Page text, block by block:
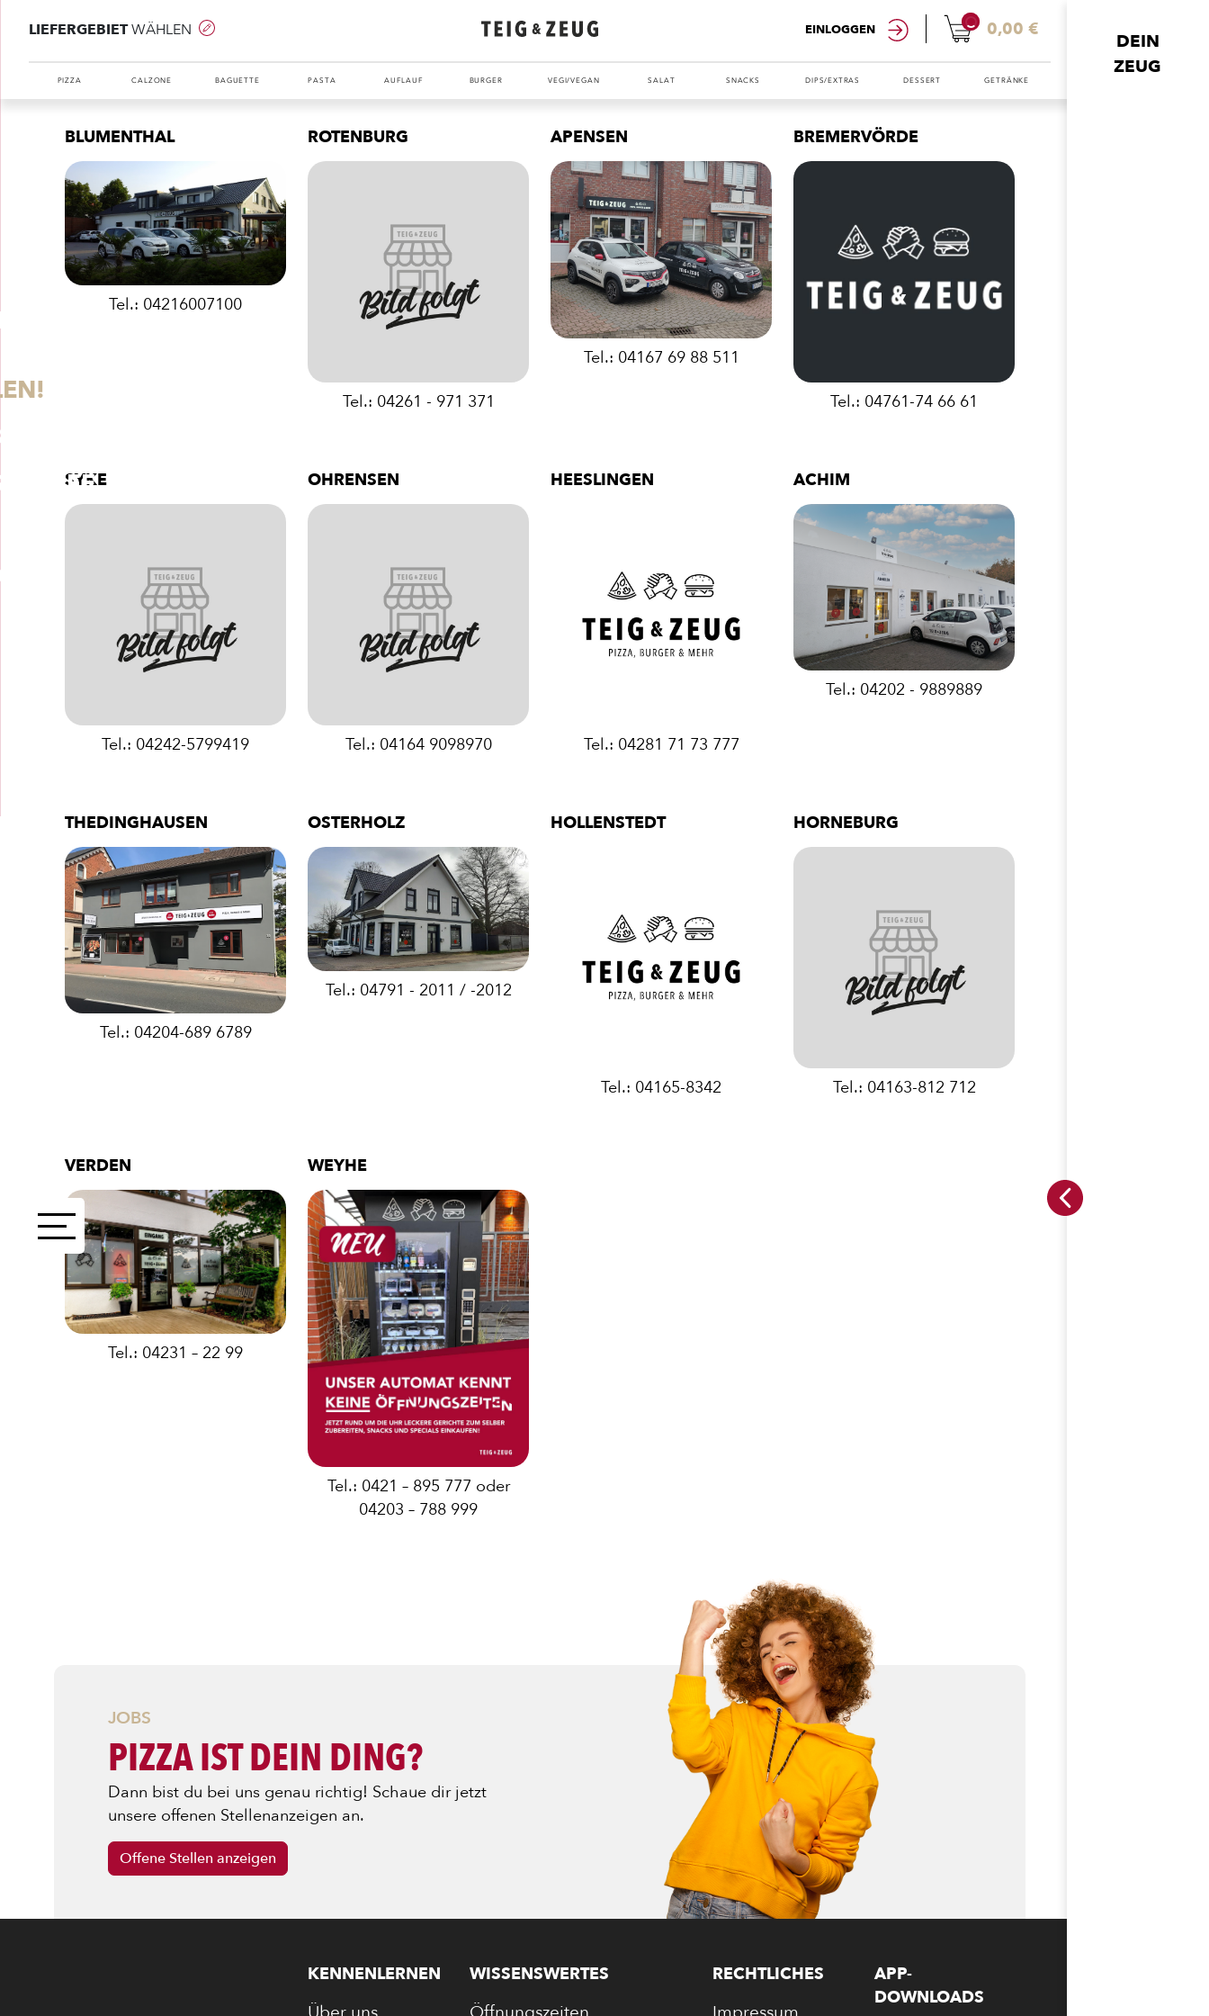
LIEFERGEBIETWÄHLEN EINLOGGEN
0 0,00 €
DEIN
ZEUG
PIZZA CALZONE BAGUETTE PASTA AUFLAUF BURGER VEGI/VEGAN SALAT SNACKS DIPS/EXTRAS DESSERT GETRÄNKE
ENTDECKE UNSER ZEUG
PIZZA
CALZONE
PASTA
AUFLAUF
BURGER
VEGI/VEGAN
DESSERT
GETRÄNKE
STARTSEITE
BLUMENTHAL
Tel.: 04216007100
ROTENBURG
Tel.: 04261 - 971 371
APENSEN
Tel.: 04167 69 88 511
BREMERVÖRDE
Tel.: 04761-74 66 61
SYKE
Tel.: 04242-5799419
OHRENSEN
Tel.: 04164 9098970
HEESLINGEN
Tel.: 04281 71 73 777
ACHIM
Tel.: 04202 - 9889889
THEDINGHAUSEN
Tel.: 04204-689 6789
OSTERHOLZ
Tel.: 04791 - 2011 / -2012
HOLLENSTEDT
Tel.: 04165-8342
HORNEBURG
Tel.: 04163-812 712
VERDEN
Tel.: 04231 – 22 99
WEYHE
Tel.: 0421 – 895 777 oder
04203 – 788 999
JOBS
PIZZA IST DEIN DING?
Dann bist du bei uns genau richtig! Schaue dir jetzt
unsere offenen Stellenanzeigen an.
Offene Stellen anzeigen
KENNENLERNEN WISSENSWERTES RECHTLICHES
APP-
DOWNLOADS